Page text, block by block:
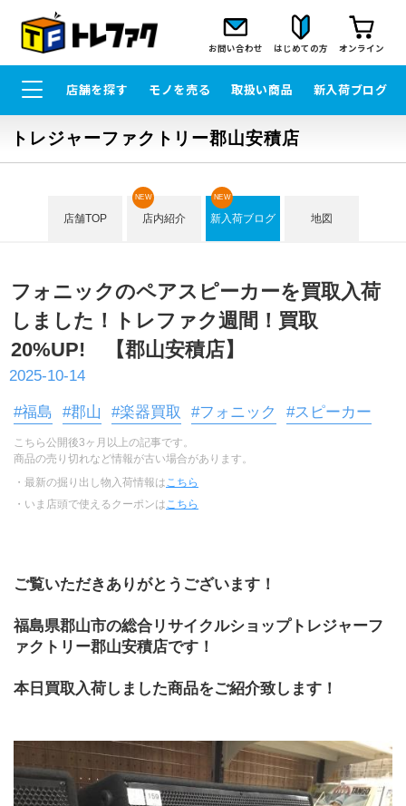
お問い合わせ はじめての方 オンライン
店舗を探す モノを売る 取扱い商品 新入荷ブログ
トレジャーファクトリー郡山安積店
店舗TOP 店内紹介
NEW
新入荷ブログ
NEW
地図
フォニックのペアスピーカーを買取入荷
しました！トレファク週間！買取
20%UP! 【郡山安積店】
2025-10-14
#福島 #郡山 #楽器買取 #フォニック #スピーカー
こちら公開後3ヶ月以上の記事です。
商品の売り切れなど情報が古い場合があります。
・最新の掘り出し物入荷情報は こちら
・いま店頭で使えるクーポンは こちら
ご覧いただきありがとうございます！
福島県郡山市の総合リサイクルショップトレジャーフ
ァクトリー郡山安積店です！
本日買取入荷しました商品をご紹介致します！